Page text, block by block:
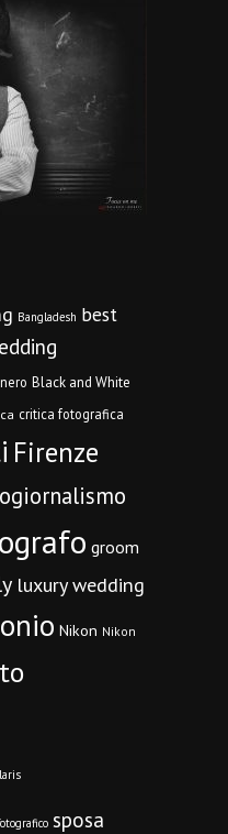
Bangladesh best
Black and White
critica fotografica
Firenze
groom
luxury wedding
Nikon Nikon
sposa